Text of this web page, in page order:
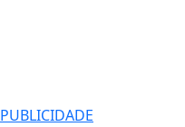
PUBLICIDADE